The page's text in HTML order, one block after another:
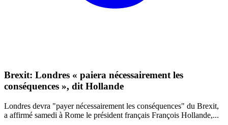
Brexit: Londres « paiera nécessairement les
conséquences », dit Hollande
Londres devra "payer nécessairement les conséquences" du Brexit,
a affirmé samedi à Rome le président français François Hollande,...